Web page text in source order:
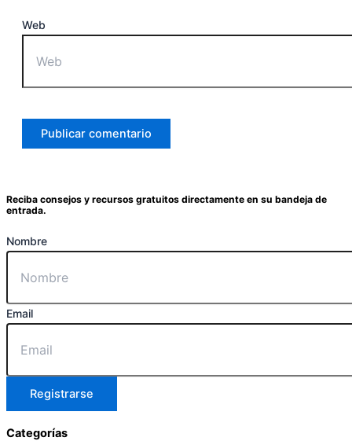
Web
Reciba consejos y recursos gratuitos directamente en su bandeja de
entrada.
Nombre
Email
Registrarse
Categorías